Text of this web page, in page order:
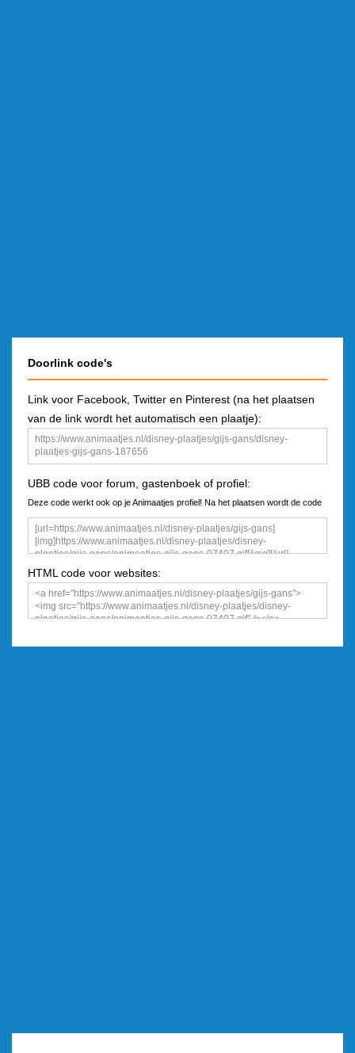
Doorlink code's
Link voor Facebook, Twitter en Pinterest (na het plaatsen
van de link wordt het automatisch een plaatje):
UBB code voor forum, gastenboek of profiel:
Deze code werkt ook op je Animaatjes profiel! Na het plaatsen wordt de code
een plaatje
HTML code voor websites: